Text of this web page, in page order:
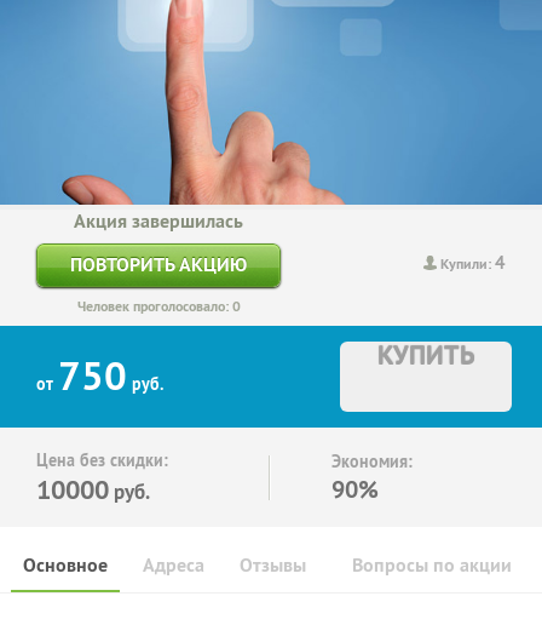
Купили:4
Акция завершилась
ПОВТОРИТЬ АКЦИЮ
Человек проголосовало: 0
от 750 руб.
КУПИТЬ
Цена без скидки:
10000 руб.
Экономия:
90%
Основное Отзывы Вопросы по акции
Адреса